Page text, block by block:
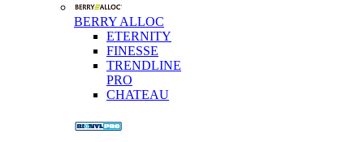
BERRY ALLOC
ETERNITY
FINESSE
TRENDLINE
PRO
CHATEAU